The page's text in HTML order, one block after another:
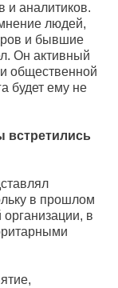
и аналитиков.
людей,
и бывшие
Он активный
общественной
будет ему не
в прошлом
в